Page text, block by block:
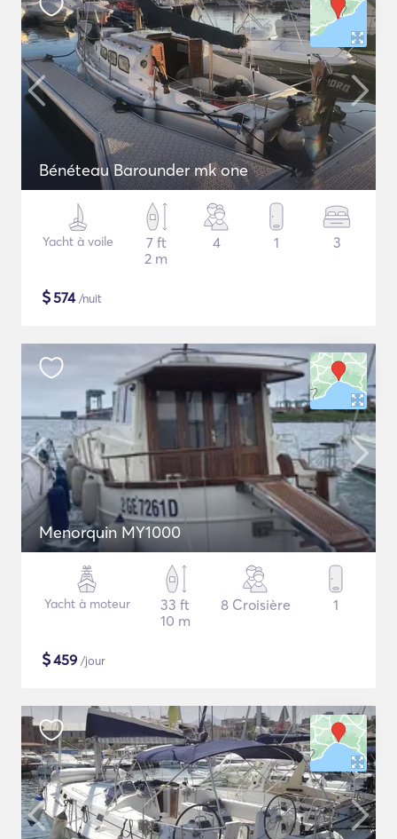
Bénéteau Barounder mk one
Yacht à voile
7 ft
2 m
4 1 3
$574/nuit
Menorquin MY1000
Yacht à moteur
33 ft
10 m
8 Croisière 1
$459 /jour